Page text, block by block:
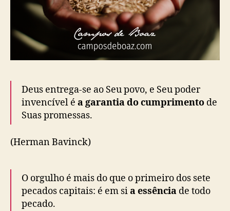
Deus entrega-se ao Seu povo, e Seu poder
invencível é a garantia do cumprimento de
Suas promessas.
(Herman Bavinck)
O orgulho é mais do que o primeiro dos sete
pecados capitais: é em sia essência de todo
pecado.